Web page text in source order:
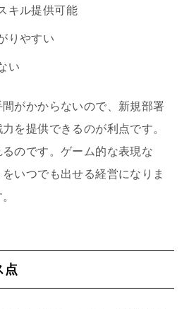
キル提供可能
りやすい
い
がかからないので、新規部署
を提供できるのが利点です。
のです。ゲーム的な表現な
いつでも出せる経営になりま
点